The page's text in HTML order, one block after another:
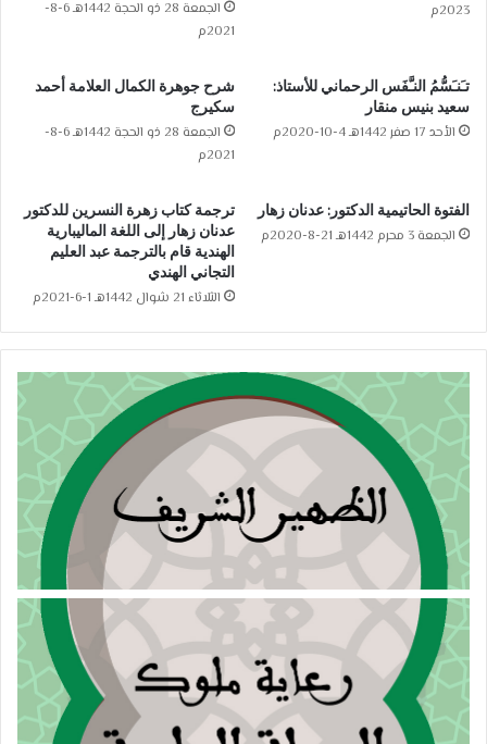
2023م
الجمعة 28 ذو الحجة 1442هـ 6-8-
2021م
تـَنـَسُّمُ النـَّفَس الرحماني للأستاذ:
سعيد بنيس منقار
الأحد 17 صفر 1442هـ 4-10-2020م
شرح جوهرة الكمال العلامة أحمد
سكيرج
الجمعة 28 ذو الحجة 1442هـ 6-8-
2021م
الفتوة الحاتيمية الدكتور: عدنان زهار
الجمعة 3 محرم 1442هـ 21-8-2020م
ترجمة كتاب زهرة النسرين للدكتور
عدنان زهار إلى اللغة الماليبارية
الهندية قام بالترجمة عبد العليم
التجاني الهندي
الثلاثاء 21 شوال 1442هـ 1-6-2021م